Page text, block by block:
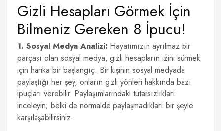
Gizli Hesapları Görmek İçin
Bilmeniz Gereken 8 İpucu!
1. Sosyal Medya Analizi: Hayatımızın ayrılmaz bir
parçası olan sosyal medya, gizli hesapların izini sürmek
için harika bir başlangıç. Bir kişinin sosyal medyada
paylaştığı her şey, onların gizli yönleri hakkında bazı
ipuçları verebilir. Paylaşımlarındaki tutarsızlıkları
inceleyin; belki de normalde paylaşmadıkları bir şeyle
karşılaşabilirsiniz.